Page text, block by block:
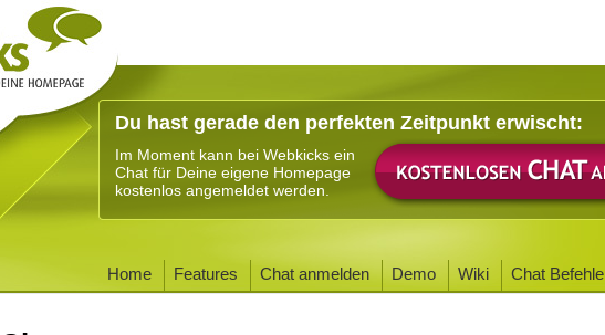
Du hast gerade den perfekten Zeitpunkt erwischt:
Im Moment kann bei Webkicks ein
Chat für Deine eigene Homepage
kostenlos angemeldet werden.
Home Features Chat anmelden Demo Wiki Chat Befehle